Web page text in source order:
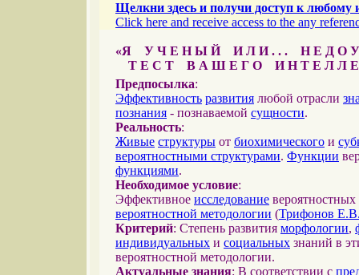
Щелкни здесь и получи доступ к любому
Click here and receive access to the any
«Я У Ч Е Н Ы Й И Л И . . . Н Е Д О У
Т Е С Т В А Ш Е Г О И Н Т Е Л Л Е
Предпосылка:
Эффективность развития любой отрасли
познания - познаваемой сущности.
Реальность:
Живые структуры от биохимического и
вероятностными структурами. Функции
функциями.
Необходимое условие:
Эффективное исследование
вероятностной методологии (Трифонов
Критерий: Степень развития морфологии,
индивидуальных и социальных знаний в
вероятностной методологии.
Актуальные знания: В соответствии с